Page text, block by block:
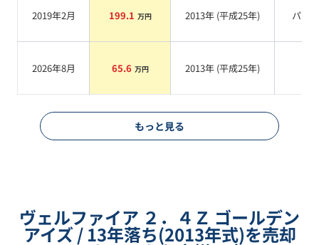
2019年2月 199.1 万円 2013年 (平成25年) パール
2026年8月 65.6 万円 2013年 (平成25年)
もっと見る
ヴェルファイア ２．４Ｚ ゴールデン
アイズ / 13年落ち(2013年式)を売却